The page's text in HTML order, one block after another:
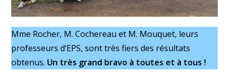
Mme Rocher, M. Cochereau et M. Mouquet, leurs
professeurs d’EPS, sont très fiers des résultats
obtenus. Un très grand bravo à toutes et à tous !